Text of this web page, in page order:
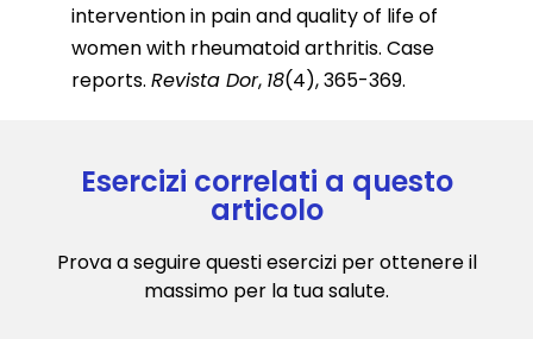
intervention in pain and quality of life of
women with rheumatoid arthritis. Case
reports. Revista Dor, 18(4), 365-369.
Esercizi correlati a questo
articolo
Prova a seguire questi esercizi per ottenere il
massimo per la tua salute.